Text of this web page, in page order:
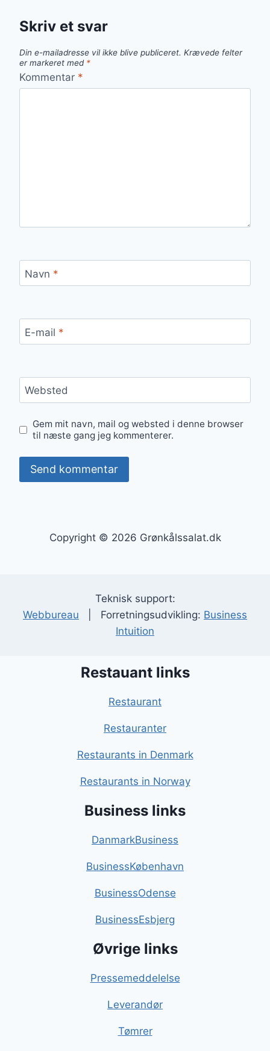
Skriv et svar
Din e-mailadresse vil ikke blive publiceret. Krævede felter
er markeret med *
Kommentar *
Navn *
E-mail *
Websted
Gem mit navn, mail og websted i denne browser
til næste gang jeg kommenterer.
Copyright © 2026 Grønkålssalat.dk
Teknisk support:
Webbureau | Forretningsudvikling: Business
Intuition
Restauant links
Restaurant
Restauranter
Restaurants in Denmark
Restaurants in Norway
Business links
DanmarkBusiness
BusinessKøbenhavn
BusinessOdense
BusinessEsbjerg
Øvrige links
Pressemeddelelse
Leverandør
Tømrer